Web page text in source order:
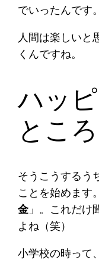
でいったんです。
人間は楽しいと
くんですね。
ハッ
とこ
そうこうするう
ことを始めます
金」。これだけ
よね（笑）
小学校の時って